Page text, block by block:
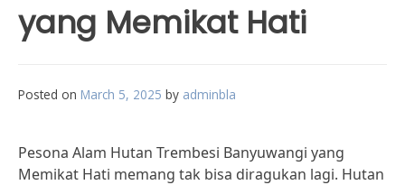
yang Memikat Hati
Posted on March 5, 2025 by adminbla
Pesona Alam Hutan Trembesi Banyuwangi yang
Memikat Hati memang tak bisa diragukan lagi. Hutan